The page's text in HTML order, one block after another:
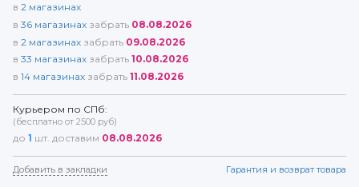
в 2 магазинах
в 36 магазинах забрать 08.08.2026
в 2 магазинах забрать 09.08.2026
в 33 магазинах забрать 10.08.2026
в 14 магазинах забрать 11.08.2026
Курьером по СПб:
(бесплатно от 2500 руб)
до 1 шт. доставим 08.08.2026
Добавить в закладки Гарантия и возврат товара